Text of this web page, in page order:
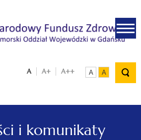
A A+ A++ A A
i komunikaty